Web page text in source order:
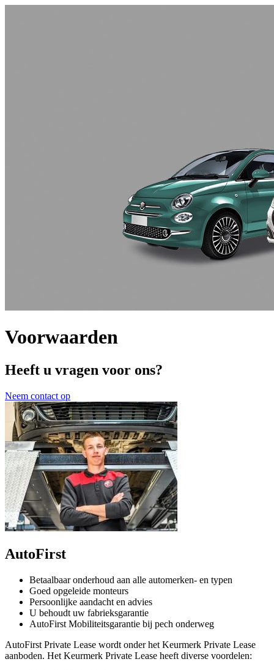
Voorwaarden
Heeft u vragen voor ons?
Neem contact op
AutoFirst
Betaalbaar onderhoud aan alle automerken- en typen
Goed opgeleide monteurs
Persoonlijke aandacht en advies
U behoudt uw fabrieksgarantie
AutoFirst Mobiliteitsgarantie bij pech onderweg
AutoFirst Private Lease wordt onder het Keurmerk Private Lease
aanboden. Het Keurmerk Private Lease heeft diverse voordelen: